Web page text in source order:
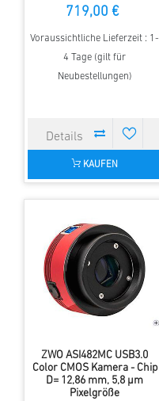
719,00 €
Voraussichtliche Lieferzeit : 1-
4 Tage (gilt für
Neubestellungen)
KAUFEN
ZWO ASI482MC USB3.0
Color CMOS Kamera - Chip
D= 12,86 mm, 5,8 µm
Pixelgröße